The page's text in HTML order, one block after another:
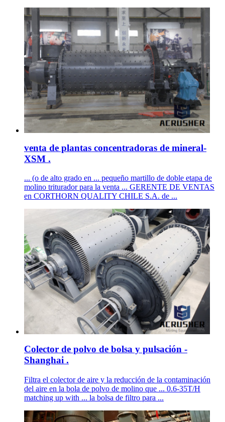
venta de plantas concentradoras de mineral-
XSM .
... (o de alto grado en ... pequeño martillo de doble etapa de
molino triturador para la venta ... GERENTE DE VENTAS
en CORTHORN QUALITY CHILE S.A. de ...
Colector de polvo de bolsa y pulsación -
Shanghai .
Filtra el colector de aire y la reducción de la contaminación
del aire en la bola de polvo de molino que ... 0.6-35T/H
matching up with ... la bolsa de filtro para ...